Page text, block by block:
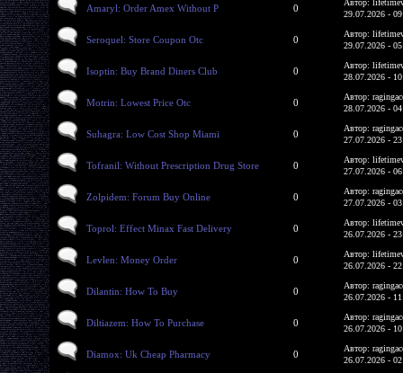
Amaryl: Order Amex Without P 0
29.07.2026 -
Seroquel: Store Coupon Otc 0
Автор:
29.07.2026 -
Isoptin: Buy Brand Diners Club 0
Автор:
28.07.2026 -
Motrin: Lowest Price Otc 0
Автор:
28.07.2026 -
Suhagra: Low Cost Shop Miami 0
Автор:
27.07.2026 -
Tofranil: Without Prescription Drug Store 0
Автор:
27.07.2026 -
Zolpidem: Forum Buy Online 0
Автор:
27.07.2026 -
Toprol: Effect Minax Fast Delivery 0
Автор:
26.07.2026 -
Levlen: Money Order 0
Автор:
26.07.2026 -
Dilantin: How To Buy 0
Автор:
26.07.2026 -
Diltiazem: How To Purchase 0
Автор:
26.07.2026 -
Diamox: Uk Cheap Pharmacy 0
Автор:
26.07.2026 -